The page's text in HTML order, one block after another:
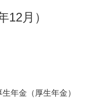
12月）
年金（厚生年金）